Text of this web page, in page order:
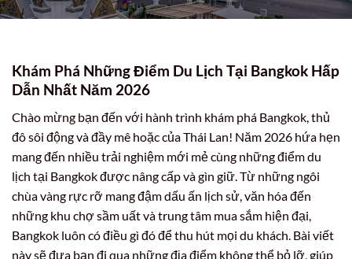
Khám Phá Những Điểm Du Lịch Tại Bangkok Hấp
Dẫn Nhất Năm 2026
Chào mừng bạn đến với hành trình khám phá Bangkok, thủ
đô sôi động và đầy mê hoặc của Thái Lan! Năm 2026 hứa hẹn
mang đến nhiều trải nghiệm mới mẻ cùng những điểm du
lịch tại Bangkok được nâng cấp và gìn giữ. Từ những ngôi
chùa vàng rực rỡ mang đậm dấu ấn lịch sử, văn hóa đến
những khu chợ sầm uất và trung tâm mua sắm hiện đại,
Bangkok luôn có điều gì đó để thu hút mọi du khách. Bài viết
này sẽ đưa bạn đi qua những địa điểm không thể bỏ lỡ, giúp